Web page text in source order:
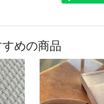
めの商品